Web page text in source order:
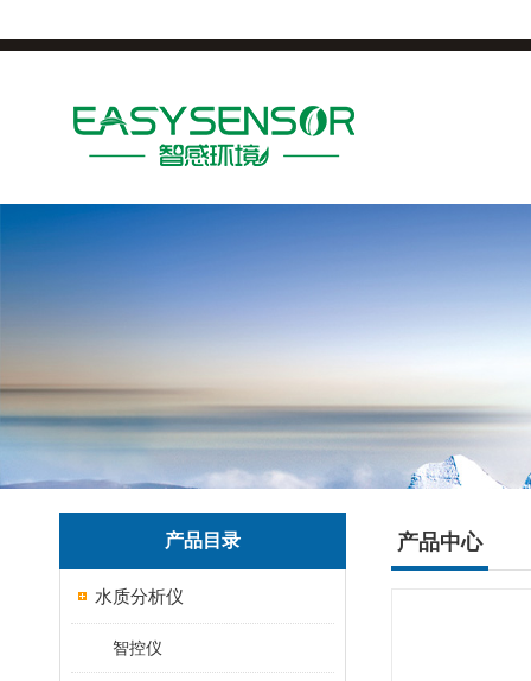
产品目录
水质分析仪
智控仪
产品中心